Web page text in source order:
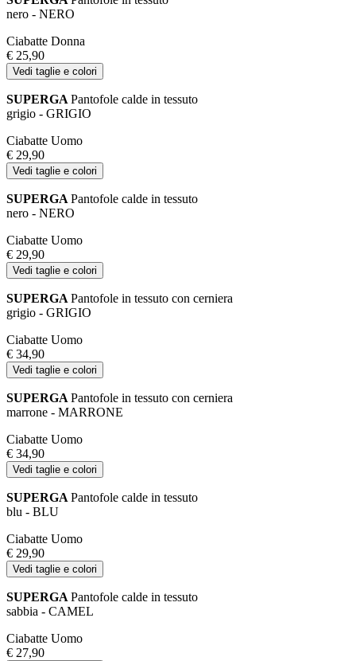
nero - NERO
Ciabatte Donna
€ 25,90
Vedi taglie e colori
SUPERGA Pantofole calde in tessuto
grigio - GRIGIO
Ciabatte Uomo
€ 29,90
Vedi taglie e colori
SUPERGA Pantofole calde in tessuto
nero - NERO
Ciabatte Uomo
€ 29,90
Vedi taglie e colori
SUPERGA Pantofole in tessuto con cerniera
grigio - GRIGIO
Ciabatte Uomo
€ 34,90
Vedi taglie e colori
SUPERGA Pantofole in tessuto con cerniera
marrone - MARRONE
Ciabatte Uomo
€ 34,90
Vedi taglie e colori
SUPERGA Pantofole calde in tessuto
blu - BLU
Ciabatte Uomo
€ 29,90
Vedi taglie e colori
SUPERGA Pantofole calde in tessuto
sabbia - CAMEL
Ciabatte Uomo
€ 27,90